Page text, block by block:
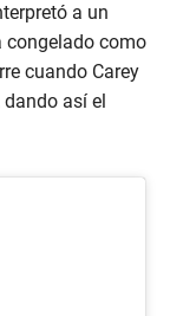
a un
congelado como
cuando Carey
así el